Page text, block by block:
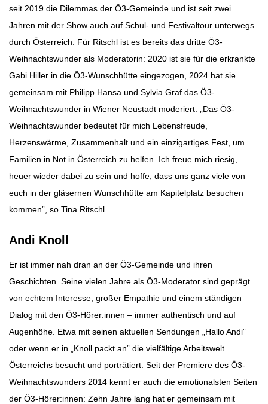
seit 2019 die Dilemmas der Ö3-Gemeinde und ist seit zwei
Jahren mit der Show auch auf Schul- und Festivaltour unterwegs
durch Österreich. Für Ritschl ist es bereits das dritte Ö3-
Weihnachtswunder als Moderatorin: 2020 ist sie für die erkrankte
Gabi Hiller in die Ö3-Wunschhütte eingezogen, 2024 hat sie
gemeinsam mit Philipp Hansa und Sylvia Graf das Ö3-
Weihnachtswunder in Wiener Neustadt moderiert. „Das Ö3-
Weihnachtswunder bedeutet für mich Lebensfreude,
Herzenswärme, Zusammenhalt und ein einzigartiges Fest, um
Familien in Not in Österreich zu helfen. Ich freue mich riesig,
heuer wieder dabei zu sein und hoffe, dass uns ganz viele von
euch in der gläsernen Wunschhütte am Kapitelplatz besuchen
kommen”, so Tina Ritschl.
Andi Knoll
Er ist immer nah dran an der Ö3-Gemeinde und ihren
Geschichten. Seine vielen Jahre als Ö3-Moderator sind geprägt
von echtem Interesse, großer Empathie und einem ständigen
Dialog mit den Ö3-Hörer:innen – immer authentisch und auf
Augenhöhe. Etwa mit seinen aktuellen Sendungen „Hallo Andi”
oder wenn er in „Knoll packt an” die vielfältige Arbeitswelt
Österreichs besucht und porträtiert. Seit der Premiere des Ö3-
Weihnachtswunders 2014 kennt er auch die emotionalsten Seiten
der Ö3-Hörer:innen: Zehn Jahre lang hat er gemeinsam mit